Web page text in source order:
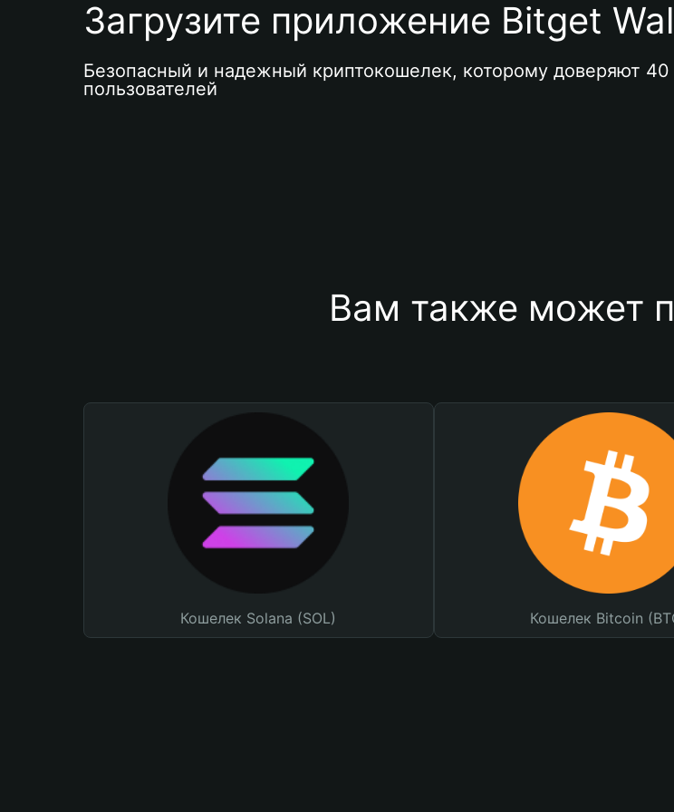
Загрузите приложение Bitget
Безопасный и надежный криптокошелек, которому доверяют
пользователей
Вам также может
Кошелек Solana (SOL) Кошелек Bitcoin